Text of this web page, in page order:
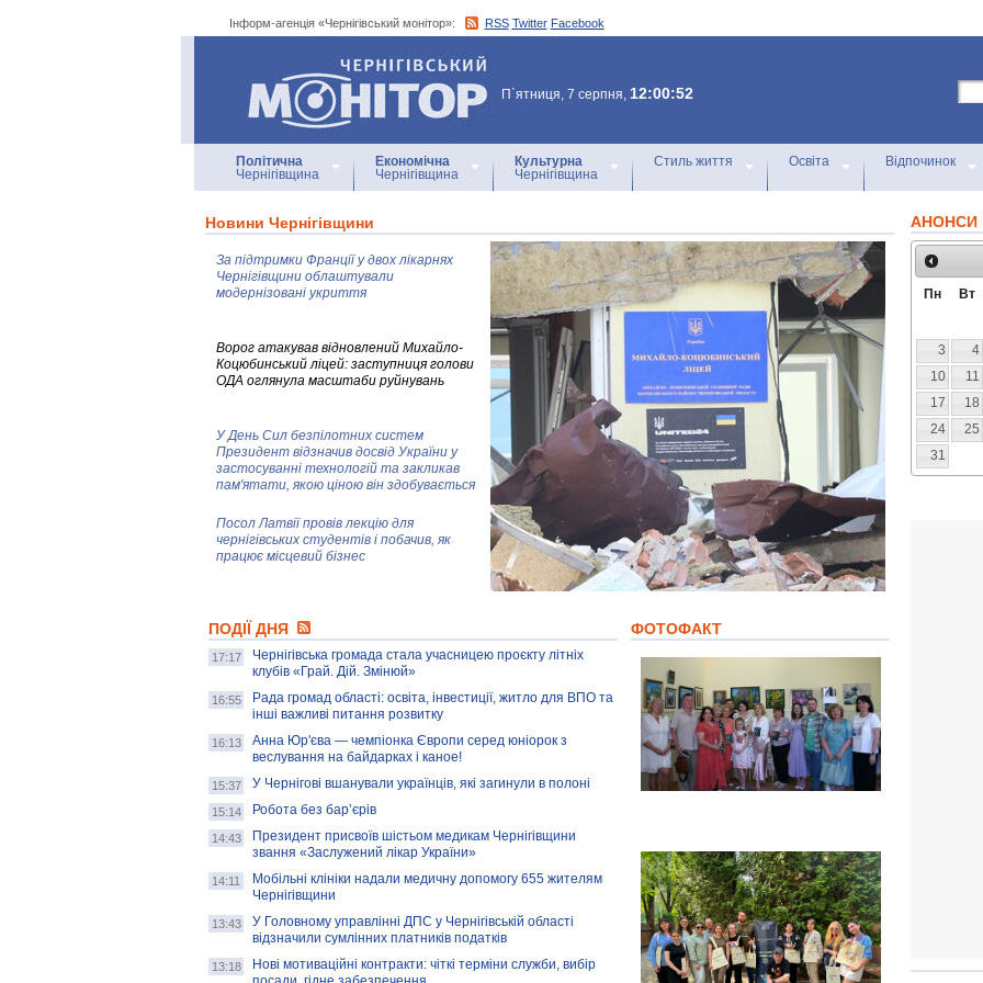
Інформ-агенція «Чернігівський монітор»: RSS Twitter Facebook
Інформ-агенція
«Чернігівський монітор»
П`ятниця, 7 серпня, 12:00:52
Політична
Чернігівщина
Економічна
Чернігівщина
Культурна
Чернігівщина
Стиль життя Освіта Відпочинок
Новини Чернігівщини
За підтримки Франції у двох лікарнях
Чернігівщини облаштували
модернізовані укриття
Ворог атакував відновлений Михайло-
Коцюбинський ліцей: заступниця голови
ОДА оглянула масштаби руйнувань
У День Сил безпілотних систем
Президент відзначив досвід України у
застосуванні технологій та закликав
пам'ятати, якою ціною він здобувається
Посол Латвії провів лекцію для
чернігівських студентів і побачив, як
працює місцевий бізнес
колекцію про війну, емоції та тварин
AB InBev Efes Україна підтримала
навчальний проєкт "Молодіжна бізнес-
школа", спрямований на розвиток
підприємництва у Чернігівській області
Золота тварина: видання Forbes
написало про чернігівця Патрона: хто і
скільки на ньому заробляє? І куди
витрачають?
ПОДІЇ ДНЯ
17:17
Чернігівська громада стала учасницею проєкту літніх
клубів «Грай. Дій. Змінюй»
16:55
Рада громад області: освіта, інвестиції, житло для ВПО та
інші важливі питання розвитку
16:13
Анна Юр'єва — чемпіонка Європи серед юніорок з
веслування на байдарках і каное!
15:37 У Чернігові вшанували українців, які загинули в полоні
15:14 Робота без бар’єрів
14:43
Президент присвоїв шістьом медикам Чернігівщини
звання «Заслужений лікар України»
14:11
Мобільні клініки надали медичну допомогу 655 жителям
Чернігівщини
13:43
У Головному управлінні ДПС у Чернігівській області
відзначили сумлінних платників податків
13:18
Нові мотиваційні контракти: чіткі терміни служби, вибір
ФОТОФАКТ
АНОНСИ
Пн Вт
3
4
10
11
17
18
24
25
31